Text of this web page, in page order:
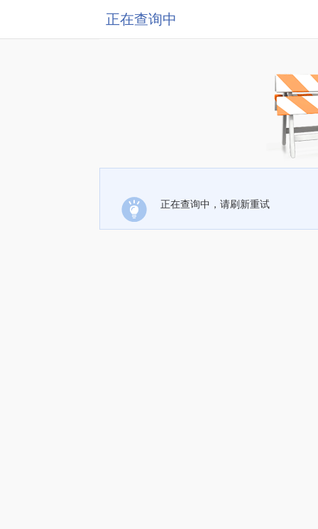
正在查询中
正在查询中，请刷新重试